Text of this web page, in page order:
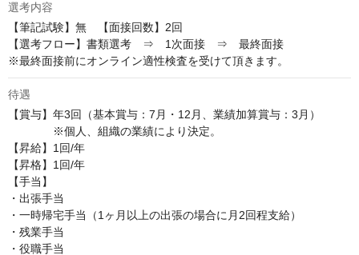
選考内容
【筆記試験】無　【面接回数】2回
【選考フロー】書類選考　⇒　1次面接　⇒　最終面接
※最終面接前にオンライン適性検査を受けて頂きます。
待遇
【賞与】年3回（基本賞与：7月・12月、業績加算賞与：3月）
※個人、組織の業績により決定。
【昇給】1回/年
【昇格】1回/年
【手当】
・出張手当
・一時帰宅手当（1ヶ月以上の出張の場合に月2回程支給）
・残業手当
・役職手当